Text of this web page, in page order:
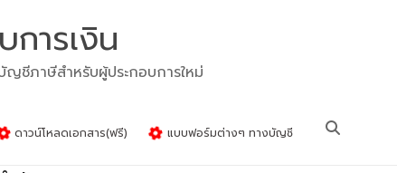
ารเงิน
ชีภาษีสำหรับผู้ประกอบการใหม่
ดาวน์โหลดเอกสาร(ฟรี) แบบฟอร์มต่างๆ ทางบัญชี